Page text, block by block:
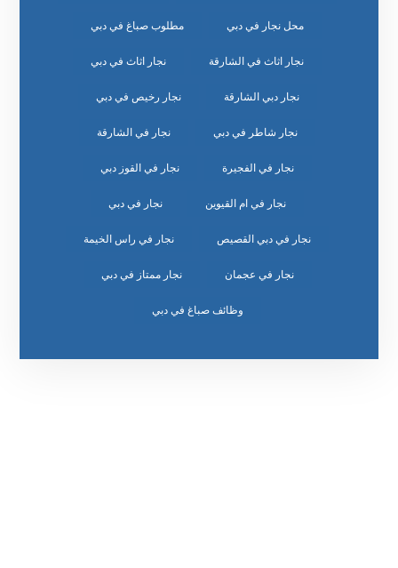
محل نجار في دبي مطلوب صباغ في دبي
نجار اثاث في الشارقة نجار اثاث في دبي
نجار دبي الشارقة نجار رخيص في دبي
نجار شاطر في دبي نجار في الشارقة
نجار في الفجيرة نجار في القوز دبي
نجار في ام القيوين نجار في دبي
نجار في دبي القصيص نجار في راس الخيمة
نجار في عجمان نجار ممتاز في دبي
وظائف صباغ في دبي